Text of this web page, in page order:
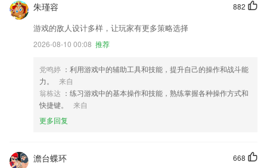
882
朱瑾容
游戏的敌人设计多样，让玩家有更多策略选择
2026-08-10 00:08 推荐
党鸣婷 ：利用游戏中的辅助工具和技能，提升自己的操作和战斗能
力。
来自
翁栋达 ：练习游戏中的基本操作和技能，熟练掌握各种操作方式和
快捷键。
来自
更多回复
668
澹台蝶环